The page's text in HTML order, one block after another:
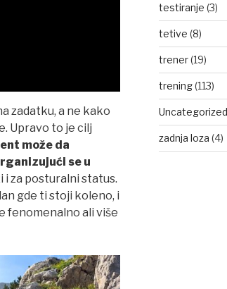
zadatku, a ne kako
Upravo to je cilj
može da
se u
i za posturalni status.
gde ti stoji koleno, i
fenomenalno ali više
testiranje (3)
tetive (8)
trener(19)
trening(113)
Uncategorized
zadnja loza (4)